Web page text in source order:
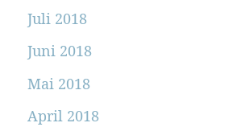
Juli 2018
Juni 2018
Mai 2018
April 2018